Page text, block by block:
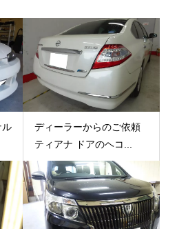
ル
ディーラーからのご依頼
ティアナ ドアのヘコ...